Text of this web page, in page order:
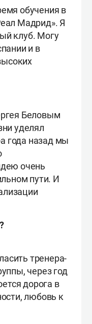
обучения в
Мадрид». Я
клуб. Могу
и в
Беловым
уделял
года назад мы
очень
пути. И
тренера-
через год
дорога в
любовь к